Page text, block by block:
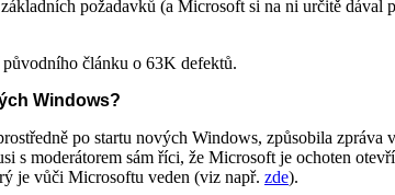
požadavků (a Microsoft si na ni určitě
původního článku o 63K defektů.
Windows?
po startu nových Windows, způsobila
s moderátorem sám říci, že Microsoft je ochoten
je vůči Microsoftu veden (viz např. zde).